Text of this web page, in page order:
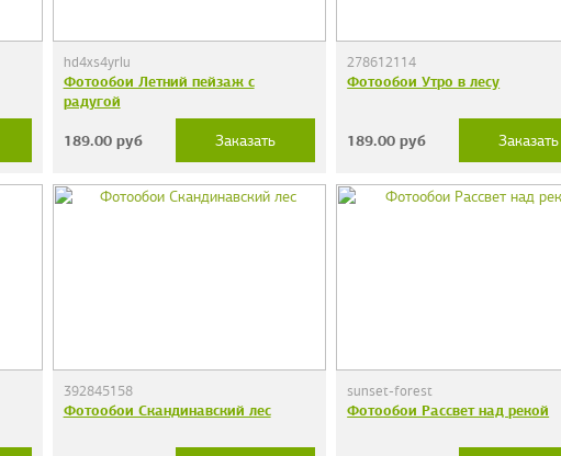
hd4xs4yrlu
Фотообои Летний пейзаж с
радугой
189.00руб Заказать
278612114
Фотообои Утро в лесу
189.00 руб Заказать
392845158
Фотообои Скандинавский лес
sunset-forest
Фотообои Рассвет над рекой